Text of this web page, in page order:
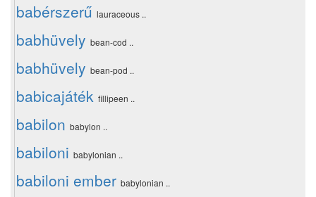
babérszerű lauraceous ..
babhüvely bean-cod ..
babhüvely bean-pod ..
babicajáték fillipeen ..
babilon babylon ..
babiloni babylonian ..
babiloni ember babylonian ..